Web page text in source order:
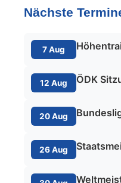
Nächste
7 Aug
12 Aug ÖDK
20 Aug
26 Aug